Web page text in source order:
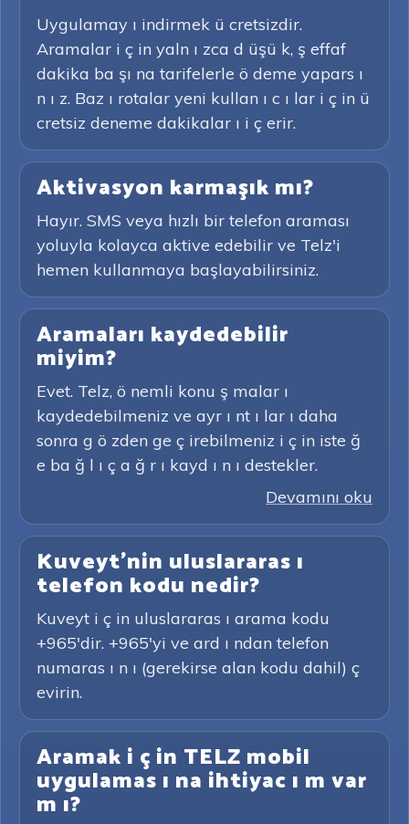
Uygulamay ı indirmek ü cretsizdir.
Aramalar i ç in yaln ı zca d üşü k, ş effaf
dakika ba şı na tarifelerle ö deme yapars ı
n ı z. Baz ı rotalar yeni kullan ı c ı lar i ç in ü
cretsiz deneme dakikalar ı i ç erir.
Aktivasyon karmaşık mı?
Hayır. SMS veya hızlı bir telefon araması
yoluyla kolayca aktive edebilir ve Telz'i
hemen kullanmaya başlayabilirsiniz.
Aramaları kaydedebilir
miyim?
Evet. Telz, ö nemli konu ş malar ı
kaydedebilmeniz ve ayr ı nt ı lar ı daha
sonra g ö zden ge ç irebilmeniz i ç in iste ğ
e ba ğ l ı ç a ğ r ı kayd ı n ı destekler.
Devamını oku
Kuveyt'nin uluslararas ı
telefon kodu nedir?
Kuveyt i ç in uluslararas ı arama kodu
+965'dir. +965'yi ve ard ı ndan telefon
numaras ı n ı (gerekirse alan kodu dahil) ç
evirin.
Aramak i ç in TELZ mobil
uygulamas ı na ihtiyac ı m var
m ı?